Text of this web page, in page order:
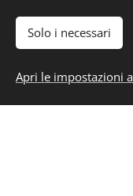
Museo Auto -
Torino >>
Solo i necessari
Apri le impostazioni